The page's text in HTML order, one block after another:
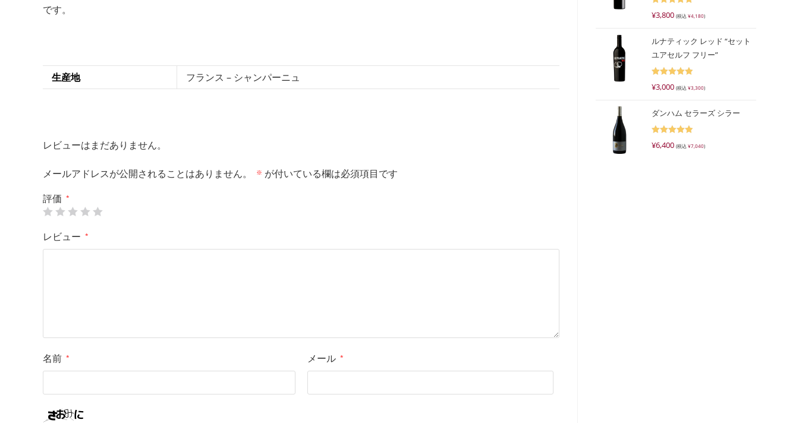
です。
生産地 フランス – シャンパーニュ
レビューはまだありません。
メールアドレスが公開されることはありません。 ※ が付いている欄は必須項目です
評価 *
レビュー *
名前 * メール *
¥3,800 (税込 ¥4,180)
ルナティック レッド “セット
ユアセルフ フリー”
¥3,000 (税込 ¥3,300)
ダンハム セラーズ シラー
5段階で
¥6,400 (税込 ¥7,040)